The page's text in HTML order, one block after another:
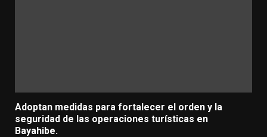
Adoptan medidas para fortalecer el orden y la
seguridad de las operaciones turísticas en
Bayahibe.